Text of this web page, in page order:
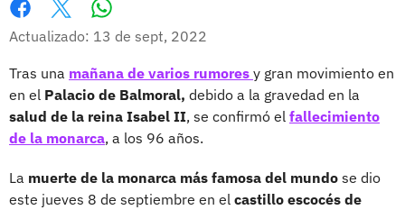
Facebook
X
Actualizado: 13 de sept, 2022
Tras una mañana de varios rumores y gran movimiento en
en el Palacio de Balmoral, debido a la gravedad en la
salud de la reina Isabel II, se confirmó el fallecimiento
de la monarca, a los 96 años.
La muerte de la monarca más famosa del mundo se dio
este jueves 8 de septiembre en el castillo escocés de